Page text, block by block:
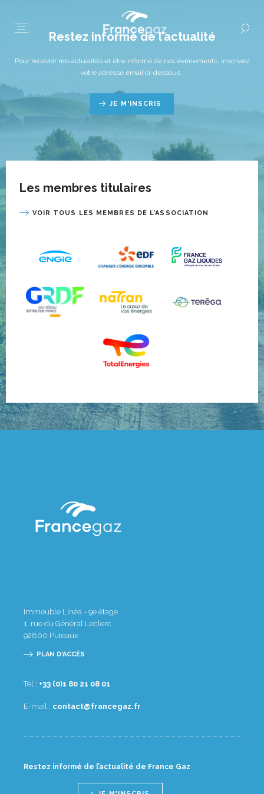
Restez informé de l’actualité
Pour recevoir nos actualités et être informé de nos événements, inscrivez
votre adresse email ci-dessous :
JE M'INSCRIS
Les membres titulaires
VOIR TOUS LES MEMBRES DE L’ASSOCIATION
Immeuble Linéa - 9e étage
1, rue du Général Leclerc
92800 Puteaux
PLAN D'ACCÈS
Tél : 10 80 12 08 1(0) 33+
E-mail : rf.zagecnarf@tcatnoc
Restez informé de l’actualité de France Gaz